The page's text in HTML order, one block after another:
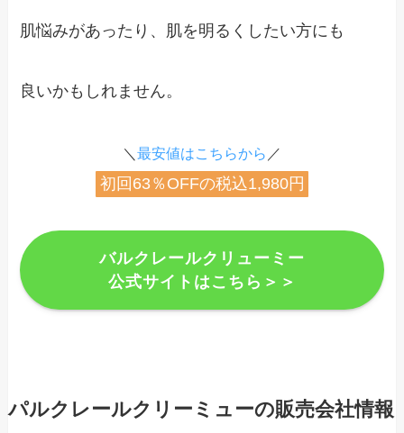
肌悩みがあったり、肌を明るくしたい方にも
良いかもしれません。
＼ 最安値はこちらから ／
初回63％OFFの税込1,980円
バルクレールクリューミー
公式サイトはこちら＞＞
パルクレールクリーミューの販売会社情報